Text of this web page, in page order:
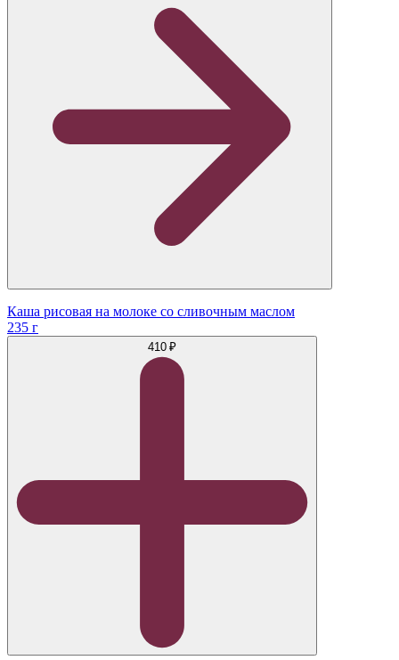
Каша рисовая на молоке со сливочным маслом
235 г
410 ₽